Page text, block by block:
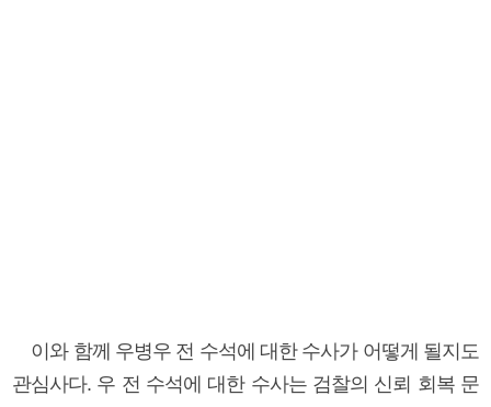
이와 함께 우병우 전 수석에 대한 수사가 어떻게 될지도
관심사다. 우 전 수석에 대한 수사는 검찰의 신뢰 회복 문